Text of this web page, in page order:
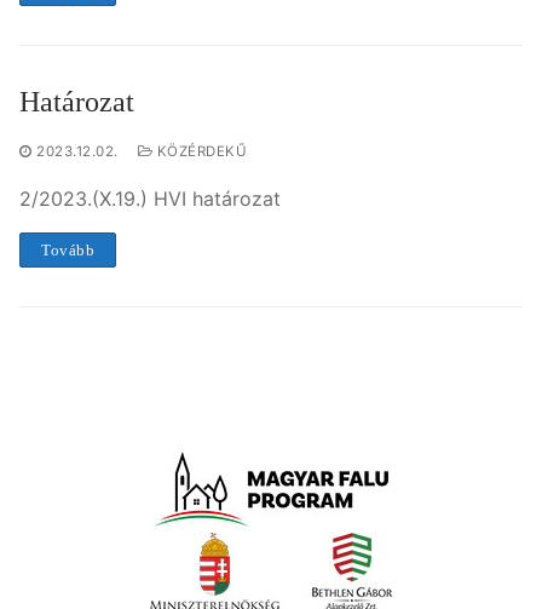
Határozat
2023.12.02. KÖZÉRDEKŰ
2/2023.(X.19.) HVI határozat
Tovább